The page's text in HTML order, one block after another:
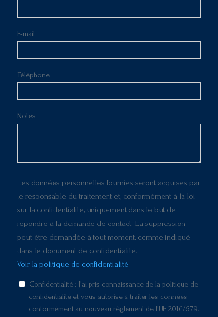
E-mail
Téléphone
Notes
Les données personnelles fournies seront acquises par
le responsable du traitement et, conformément à la loi
sur la confidentialité, uniquement dans le but de
répondre à la demande de contact. La suppression
peut être demandée à tout moment, comme indiqué
dans le document de confidentialité.
Voir la politique de confidentialité
Confidentialité : J'ai pris connaissance de la politique de
confidentialité et vous autorise à traiter les données
conformément au nouveau règlement de l'UE 2016/679.